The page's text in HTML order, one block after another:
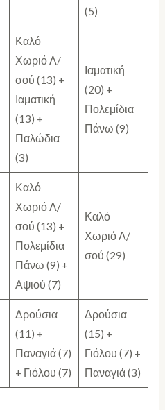
(5)
Καλό
Χωριό Λ/
σού (13) +
Ιαματική
(13) +
Παλώδια
(3)
Ιαματική
(20) +
Πολεμίδια
Πάνω (9)
Καλό
Χωριό Λ/
σού (13) +
Πολεμίδια
Πάνω (9) +
Αψιού (7)
Καλό
Χωριό Λ/
σού (29)
Δρούσια
(11) +
Παναγιά (7)
+ Γιόλου (7)
Δρούσια
(15) +
Γιόλου (7) +
Παναγιά (3)